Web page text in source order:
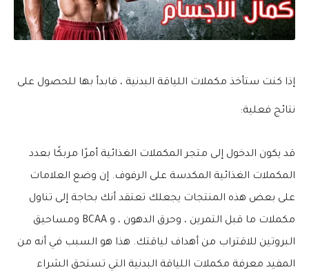
إذا كنت ستأخذ مكملات اللياقة البدنية ، فابدأ بها للحصول على
نتائج فعلية:
قد يكون الدخول إلى متجر المكملات الغذائية أمرًا مربكًا بعدد
المكملات الغذائية المكدسة على الرفوف. إن وضع العلامات
على بعض هذه المنتجات يجعلك تعتقد أنك بحاجة إلى تناول
مكملات ما قبل التمرين ، وحرق الدهون ، و BCAA ومساحيق
البروتين للاقتراب من أهداف لياقتك. هذا هو السبب في أنه من
المفيد معرفة مكملات اللياقة البدنية التي تستحق الشراء